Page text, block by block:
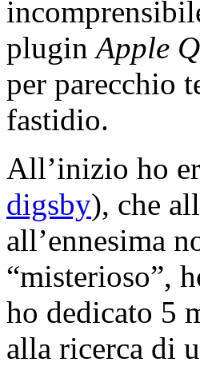
pluginApple
per parecchio
fastidio.
All’inizio ho
digsby), che
all’ennesima
“misterioso”,
ho dedicato 5
alla ricerca di